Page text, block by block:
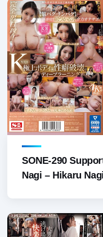
SONE-290
Nagi – Hikaru